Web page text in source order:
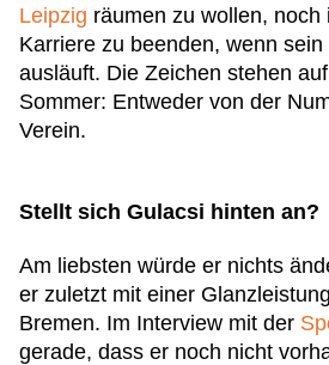
Leipzig räumen zu wollen,
Karriere zu beenden, wenn sein
ausläuft. Die Zeichen stehen
Sommer: Entweder von der
Verein.
Stellt sich Gulacsi hinten an?
Am liebsten würde er nichts
er zuletzt mit einer
Bremen. Im Interview mit der
gerade, dass er noch nicht